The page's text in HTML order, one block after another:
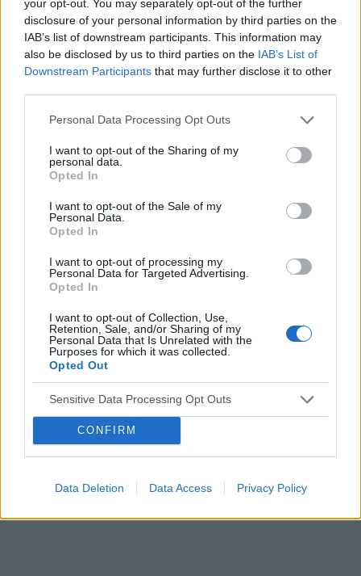
your opt-out. You may separately opt-out of the further
disclosure of your personal information by third parties on the
IAB’s list of downstream participants. This information may
also be disclosed by us to third parties on the IAB’s List of
Downstream Participants that may further disclose it to other
Personal Data Processing Opt Outs
I want to opt-out of the Sharing of my
personal data.
Opted In
I want to opt-out of the Sale of my
Personal Data.
Opted In
I want to opt-out of processing my
Personal Data for Targeted Advertising.
Opted In
I want to opt-out of Collection, Use,
Retention, Sale, and/or Sharing of my
Personal Data that Is Unrelated with the
Purposes for which it was collected.
Opted Out
Sensitive Data Processing Opt Outs
CONFIRM
Data Deletion Data Access Privacy Policy
Brak miesiączki
Jestem po poronieniu i brałam profilaktycznie
doxycycline i w tym samym miesiącu dostalam
zapalenie pęcherza moczowego i brałam też
furaginum i witaminę c , nie dostałam okresu od
10 dni ,ciąża wykluczona beta HCG
przedwczoraj 0,2 a na wizycie u ginekologa
endometrium bardzo cieniutkie .moje pytanie
czy okres powinien przyjść w tym miesiącu czy
Forum:Ginekologia - forum dla rodziny i
pacjentki
Osocze bogatoplytkowe
zmagałam sie prawie dwa lata. Po długich
leczeniach udało mi sie z tego wyjść. Jednakze
mam zaczerwienienia w bruzdach między
wargowych. Posiewy są czyste. Lekarka
chciałaby wykonac u mnie osocze
bogatoplytkowe w te miejsca. Może któraś z
Was miala wykonywany tali zabieg i moze cos o
nim wiecej sie wypowiedzieć. Będę wdzięczna
za wszelkie informacje
Forum:
pacjentki
POWIĄZANE
antykoncepcja
test ciążowy